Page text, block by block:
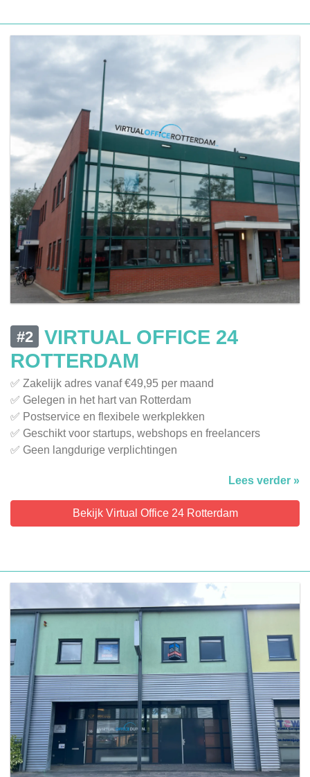
#2
VIRTUAL OFFICE 24
ROTTERDAM
✅ Zakelijk adres vanaf €49,95 per maand
✅ Gelegen in het hart van Rotterdam
✅ Postservice en flexibele werkplekken
✅ Geschikt voor startups, webshops en freelancers
✅ Geen langdurige verplichtingen
Lees verder »
Bekijk Virtual Office 24 Rotterdam